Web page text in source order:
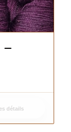
–
détails